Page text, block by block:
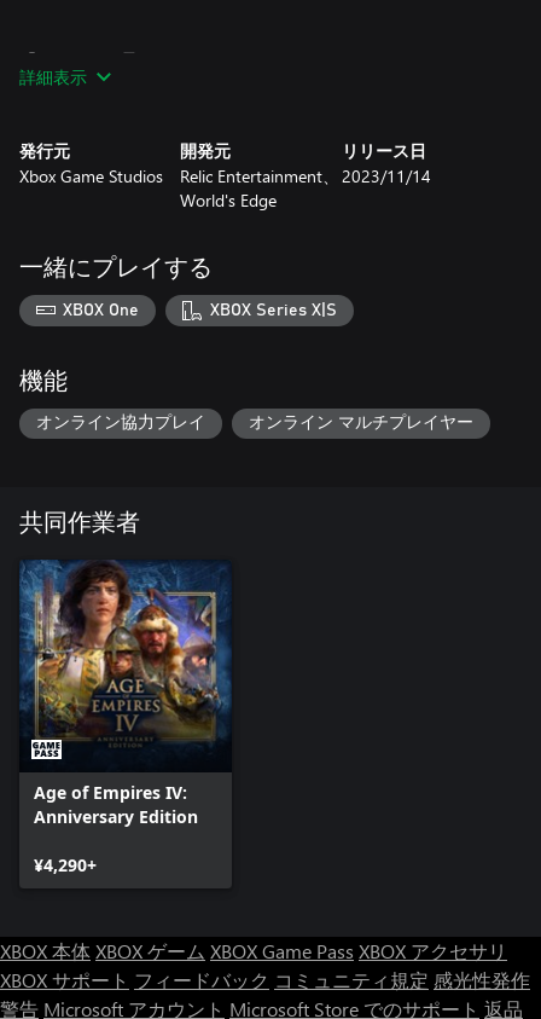
「スルタンの昇天」キャンペーン - 8 つのミッション
Age of Empires IV シングルプレイヤー キャンペーンに新たに加
ったイスラム勢力として、有名な指導者たちの物語や十字軍と
の戦いの足跡をたどり、彼らとなって戦いに臨みます。敵はテ
ンプル騎士団やホスピタル騎士団、チュートン騎士団だけでは
これは海洋の要素を本格的に取り入れた初の Age of Empires IV
キャンペーンでもあります! 戦いは陸だけでなく海でも繰り広げ
られ、新しい英雄や能力、そして新しいゲーム システムも登場
各チャプターでは、傑出したイスラムの指導者たち、トゥグテ
キン、ヌール・アッディーン、シルクーフ、サラディン、クト
ゥズ、バイバルス、シャジャル・アル・ドゥル、バースベイと
詳細表示
発行元
Xbox Game Studios
開発元
Relic Entertainment、
World's Edge
リリース日
2023/11/14
一緒にプレイする
XBOX One XBOX Series X|S
機能
オンライン協力プレイ オンライン マルチプレイヤー
共同作業者
Age of Empires IV:
Anniversary Edition
¥4,290+
XBOX 本体XBOX ゲーム XBOX Game Pass XBOX アクセサリ
XBOX サポート フィードバック コミュニティ規定 感光性発作
警告 Microsoft アカウント Microsoft Store でのサポート 返品